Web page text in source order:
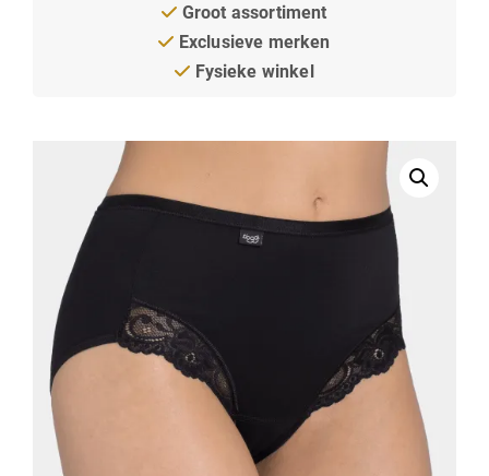
Groot assortiment
Exclusieve merken
Fysieke winkel